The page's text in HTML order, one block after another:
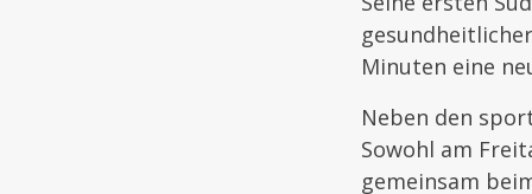
Minuten eine
Neben den
Sowohl am
gemeinsam